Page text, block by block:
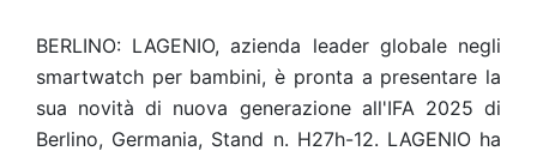
BERLINO: LAGENIO, azienda leader globale negli
smartwatch per bambini, è pronta a presentare la
sua novità di nuova generazione all'IFA 2025 di
Berlino, Germania, Stand n. H27h-12. LAGENIO ha